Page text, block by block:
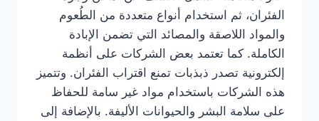
الفئران، ثم استخدام أنواع متعددة من الطُعوم
والمواد اللاصقة والمصائد التي تضمن الإبادة
الكاملة. كما تعتمد بعض الشركات على أنظمة
إلكترونية تصدر ذبذبات تمنع اقتراب الفئران. وتتميز
هذه الشركات باستخدام مواد غير سامة للحفاظ
على سلامة البشر والحيوانات الأليفة. بالإضافة إلى